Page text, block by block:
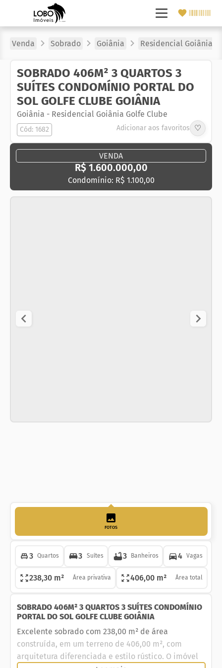
Venda Sobrado Goiânia Residencial Goiânia
SOBRADO 406M² 3 QUARTOS 3
SUÍTES CONDOMÍNIO PORTAL DO
SOL GOLFE CLUBE GOIÂNIA
Goiânia - Residencial Goiânia Golfe Clube
Adicionar aos favoritos ♡
Cód: 1682
VENDA
R$ 1.600.000,00
Condomínio: R$ 1.100,00
FOTOS
3 Quartos 3 Suítes 3 Banheiros 4 Vagas
238,30 m² Área privativa 406,00 m² Área total
SOBRADO 406M² 3 QUARTOS 3 SUÍTES CONDOMÍNIO
PORTAL DO SOL GOLFE CLUBE GOIÂNIA
Excelente sobrado com 238,00 m² de área
construída, em um terreno de 406,00 m², com
arquitetura diferenciada e estilo rústico. O imóvel